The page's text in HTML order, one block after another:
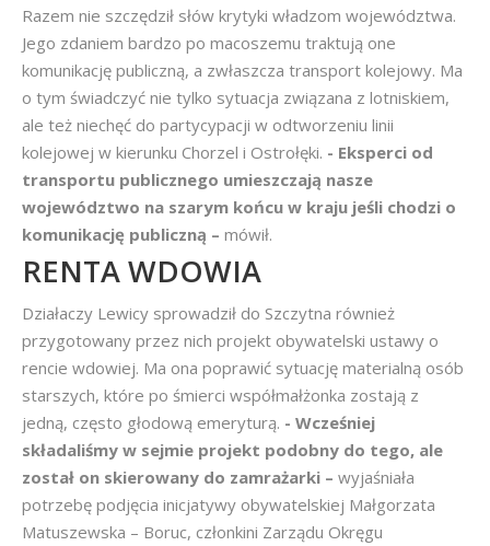
Razem nie szczędził słów krytyki władzom województwa.
Jego zdaniem bardzo po macoszemu traktują one
komunikację publiczną, a zwłaszcza transport kolejowy. Ma
o tym świadczyć nie tylko sytuacja związana z lotniskiem,
ale też niechęć do partycypacji w odtworzeniu linii
kolejowej w kierunku Chorzel i Ostrołęki. - Eksperci od
transportu publicznego umieszczają nasze
województwo na szarym końcu w kraju jeśli chodzi o
komunikację publiczną – mówił.
RENTA WDOWIA
Działaczy Lewicy sprowadził do Szczytna również
przygotowany przez nich projekt obywatelski ustawy o
rencie wdowiej. Ma ona poprawić sytuację materialną osób
starszych, które po śmierci współmałżonka zostają z
jedną, często głodową emeryturą. - Wcześniej
składaliśmy w sejmie projekt podobny do tego, ale
został on skierowany do zamrażarki – wyjaśniała
potrzebę podjęcia inicjatywy obywatelskiej Małgorzata
Matuszewska – Boruc, członkini Zarządu Okręgu